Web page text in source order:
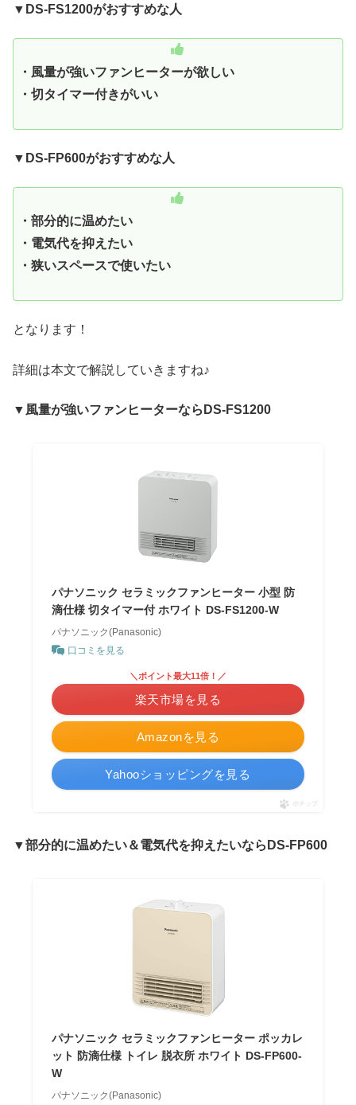
▼DS-FS1200がおすすめな人
・風量が強いファンヒーターが欲しい
・切タイマー付きがいい
▼ DS-FP600がおすすめな人
・部分的に温めたい
・電気代を抑えたい
・狭いスペースで使いたい
となります！
詳細は本文で解説していきますね♪
▼風量が強いファンヒーターならDS-FS1200
パナソニック セラミックファンヒーター 小型 防
滴仕様 切タイマー付 ホワイト DS-FS1200-W
パナソニック(Panasonic)
口コミを見る
Amazonを見る
＼ポイント最大11倍！／
楽天市場を見る
Yahooショッピングを見る
ポチップ
▼部分的に温めたい＆電気代を抑えたいならDS-FP600
パナソニック セラミックファンヒーター ポッカレ
ット 防滴仕様 トイレ 脱衣所 ホワイト DS-FP600-
W
パナソニック(Panasonic)